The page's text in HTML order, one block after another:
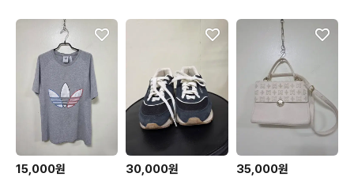
15,000원 30,000원 35,000원